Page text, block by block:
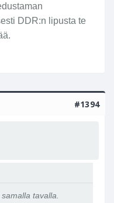
DDR:n lipusta te
#1394
tavalla.